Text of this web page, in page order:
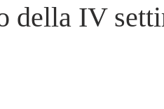
della IV